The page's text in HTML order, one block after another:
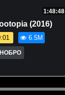
1:48:48
(2016)
6.5M